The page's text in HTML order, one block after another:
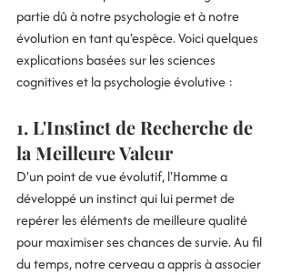
partie dû à notre psychologie et à notre
évolution en tant qu'espèce. Voici quelques
explications basées sur les sciences
cognitives et la psychologie évolutive :
1. L'Instinct de Recherche de
la Meilleure Valeur
D'un point de vue évolutif, l'Homme a
développé un instinct qui lui permet de
repérer les éléments de meilleure qualité
pour maximiser ses chances de survie. Au fil
du temps, notre cerveau a appris à associer